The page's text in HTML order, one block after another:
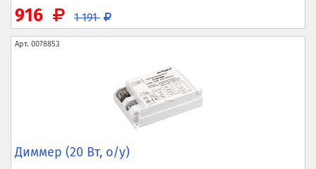
916 1 191
Арт. 0078853
Диммер (20 Вт, о/у)